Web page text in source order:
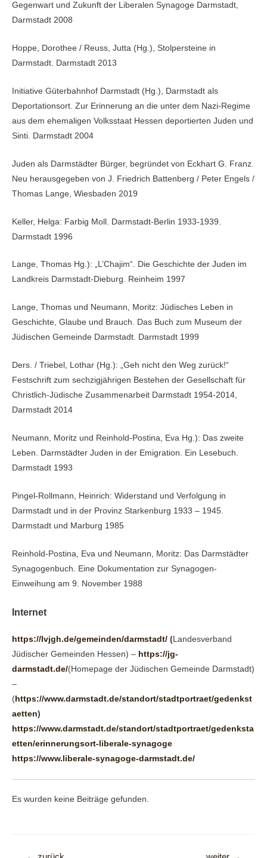
Gegenwart und Zukunft der Liberalen Synagoge Darmstadt,
Darmstadt 2008
Hoppe, Dorothee / Reuss, Jutta (Hg.), Stolpersteine in
Darmstadt. Darmstadt 2013
Initiative Güterbahnhof Darmstadt (Hg.), Darmstadt als
Deportationsort. Zur Erinnerung an die unter dem Nazi-Regime
aus dem ehemaligen Volksstaat Hessen deportierten Juden und
Sinti. Darmstadt 2004
Juden als Darmstädter Bürger, begründet von Eckhart G. Franz.
Neu herausgegeben von J. Friedrich Battenberg / Peter Engels /
Thomas Lange, Wiesbaden 2019
Keller, Helga: Farbig Moll. Darmstadt-Berlin 1933-1939.
Darmstadt 1996
Lange, Thomas Hg.): „L’Chajim“. Die Geschichte der Juden im
Landkreis Darmstadt-Dieburg. Reinheim 1997
Lange, Thomas und Neumann, Moritz: Jüdisches Leben in
Geschichte, Glaube und Brauch. Das Buch zum Museum der
Jüdischen Gemeinde Darmstadt. Darmstadt 1999
Ders. / Triebel, Lothar (Hg.): „Geh nicht den Weg zurück!“
Festschrift zum sechzigjährigen Bestehen der Gesellschaft für
Christlich-Jüdische Zusammenarbeit Darmstadt 1954-2014,
Darmstadt 2014
Neumann, Moritz und Reinhold-Postina, Eva Hg.): Das zweite
Leben. Darmstädter Juden in der Emigration. Ein Lesebuch.
Darmstadt 1993
Pingel-Rollmann, Heinrich: Widerstand und Verfolgung in
Darmstadt und in der Provinz Starkenburg 1933 – 1945.
Darmstadt und Marburg 1985
Reinhold-Postina, Eva und Neumann, Moritz: Das Darmstädter
Synagogenbuch. Eine Dokumentation zur Synagogen-
Einweihung am 9. November 1988
Internet
https://lvjgh.de/gemeinden/darmstadt/ (Landesverband
Jüdischer Gemeinden Hessen) – https://jg-
darmstadt.de/(Homepage der Jüdischen Gemeinde Darmstadt)
–
(https://www.darmstadt.de/standort/stadtportraet/gedenkst
aetten)
https://www.darmstadt.de/standort/stadtportraet/gedenksta
etten/erinnerungsort-liberale-synagoge
https://www.liberale-synagoge-darmstadt.de/
Es wurden keine Beiträge gefunden.